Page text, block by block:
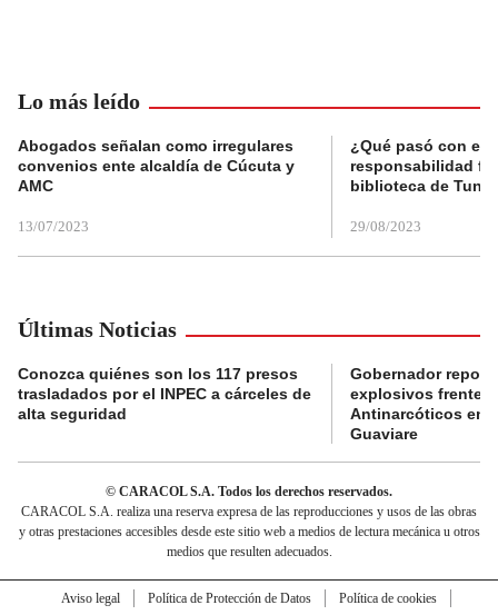
Lo más leído
Abogados señalan como irregulares
convenios ente alcaldía de Cúcuta y
AMC
13/07/2023
¿Qué pasó con el
responsabilidad
biblioteca de
29/08/2023
Últimas Noticias
Conozca quiénes son los 117 presos
trasladados por el INPEC a cárceles de
alta seguridad
Gobernador
explosivos frente a
Antinarcóticos en
Guaviare
© CARACOL S.A. Todos los derechos reservados.
CARACOL S.A. realiza una reserva expresa de las reproducciones y usos de las obras
y otras prestaciones accesibles desde este sitio web a medios de lectura mecánica u otros
medios que resulten adecuados.
Aviso legal Política de Protección de Datos
Política de cookies